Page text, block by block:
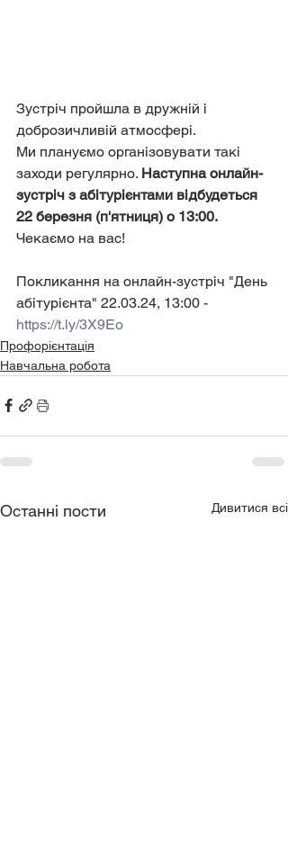
Зустріч пройшла в дружній і
доброзичливій атмосфері.
Ми плануємо організовувати такі
заходи регулярно. Наступна онлайн-
зустріч з абітурієнтами відбудеться
22 березня (п'ятниця) о 13:00.
Чекаємо на вас!
Покликання на онлайн-зустріч "День
абітурієнта" 22.03.24, 13:00 -
https://t.ly/3X9Eo
Профорієнтація
Навчальна робота
Останні пости Дивитися всі